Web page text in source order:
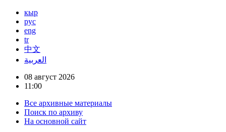
кыр
рус
eng
tr
中文
العربية
08 август 2026
11:00
Все архивные материалы
Поиск по архиву
На основной сайт